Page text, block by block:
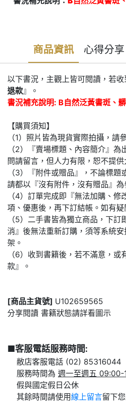
商品資訊 心得分享
以下書況，主觀上皆可閱讀，若
退款』。
書況補充說明: B自然泛黃書斑、髒
【購買須知】
（1）照片皆為現貨實際拍攝，請
（2）『賣場標題、內容簡介』
問請留言，但人力有限，恕不提供
（3）『附件或贈品』，不論標題
請都以『沒有附件，沒有贈品』為
（4）訂單完成即『無法加購、修
項、優惠後，再下訂結帳。如有疑
（5）二手書皆為獨立商品，下訂
消』後無法重新訂購，須等系統
架。
（6）收到書籍後，若不滿意，或
款』。
[商品主貨號] U102659565
分享閱讀 書籍狀態請詳看圖示
■客服電話服務時間:
敝店客服電話 (02) 85316044
服務時間為 週一至週五
假與國定假日公休
其餘時間請使用線上留言